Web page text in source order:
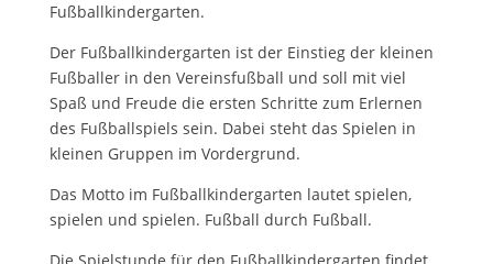
Fußballkindergarten.
Der Fußballkindergarten ist der Einstieg der kleinen
Fußballer in den Vereinsfußball und soll mit viel
Spaß und Freude die ersten Schritte zum Erlernen
des Fußballspiels sein. Dabei steht das Spielen in
kleinen Gruppen im Vordergrund.
Das Motto im Fußballkindergarten lautet spielen,
spielen und spielen. Fußball durch Fußball.